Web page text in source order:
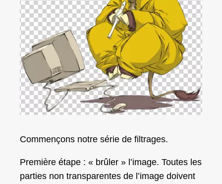
Commençons notre série de filtrages.
Première étape : « brûler » l’image. Toutes les
parties non transparentes de l’image doivent